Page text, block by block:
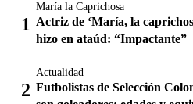
María la Caprichosa
Actriz de ‘María, la
hizo en ataúd: “Impactante”
Actualidad
Futbolistas de Selección